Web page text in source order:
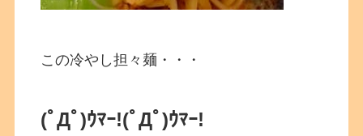
この冷やし担々麺・・・
(ﾟДﾟ)ｳﾏｰ!(ﾟДﾟ)ｳﾏｰ!